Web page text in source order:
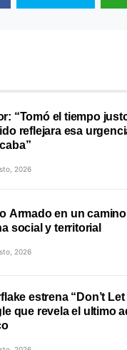
“Tomó el tiempo
reflejara esa
2026
Armado en un
social y territorial
2026
estrena “Don’t Let
que revela el ultimo